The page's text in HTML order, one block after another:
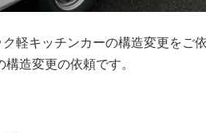
軽キッチンカーの構造変更をご
造変更の依頼です。